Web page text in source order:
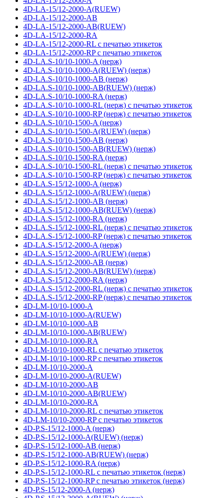
4D-LA-15/12-2000-A(RUEW)
4D-LA-15/12-2000-AB
4D-LA-15/12-2000-AB(RUEW)
4D-LA-15/12-2000-RA
4D-LA-15/12-2000-RL с печатью этикеток
4D-LA-15/12-2000-RP с печатью этикеток
4D-LA.S-10/10-1000-A (нерж)
4D-LA.S-10/10-1000-A(RUEW) (нерж)
4D-LA.S-10/10-1000-AB (нерж)
4D-LA.S-10/10-1000-AB(RUEW) (нерж)
4D-LA.S-10/10-1000-RA (нерж)
4D-LA.S-10/10-1000-RL (нерж) с печатью этикеток
4D-LA.S-10/10-1000-RP (нерж) с печатью этикеток
4D-LA.S-10/10-1500-A (нерж)
4D-LA.S-10/10-1500-A(RUEW) (нерж)
4D-LA.S-10/10-1500-AB (нерж)
4D-LA.S-10/10-1500-AB(RUEW) (нерж)
4D-LA.S-10/10-1500-RA (нерж)
4D-LA.S-10/10-1500-RL (нерж) с печатью этикеток
4D-LA.S-10/10-1500-RP (нерж) с печатью этикеток
4D-LA.S-15/12-1000-A (нерж)
4D-LA.S-15/12-1000-A(RUEW) (нерж)
4D-LA.S-15/12-1000-AB (нерж)
4D-LA.S-15/12-1000-AB(RUEW) (нерж)
4D-LA.S-15/12-1000-RA (нерж)
4D-LA.S-15/12-1000-RL (нерж) с печатью этикеток
4D-LA.S-15/12-1000-RP (нерж) с печатью этикеток
4D-LA.S-15/12-2000-A (нерж)
4D-LA.S-15/12-2000-A(RUEW) (нерж)
4D-LA.S-15/12-2000-AB (нерж)
4D-LA.S-15/12-2000-AB(RUEW) (нерж)
4D-LA.S-15/12-2000-RA (нерж)
4D-LA.S-15/12-2000-RL (нерж) с печатью этикеток
4D-LA.S-15/12-2000-RP (нерж) с печатью этикеток
4D-LM-10/10-1000-A
4D-LM-10/10-1000-A(RUEW)
4D-LM-10/10-1000-AB
4D-LM-10/10-1000-AB(RUEW)
4D-LM-10/10-1000-RA
4D-LM-10/10-1000-RL с печатью этикеток
4D-LM-10/10-1000-RP с печатью этикеток
4D-LM-10/10-2000-A
4D-LM-10/10-2000-A(RUEW)
4D-LM-10/10-2000-AB
4D-LM-10/10-2000-AB(RUEW)
4D-LM-10/10-2000-RA
4D-LM-10/10-2000-RL с печатью этикеток
4D-LM-10/10-2000-RP с печатью этикеток
4D-P.S-15/12-1000-A (нерж)
4D-P.S-15/12-1000-A(RUEW) (нерж)
4D-P.S-15/12-1000-AB (нерж)
4D-P.S-15/12-1000-AB(RUEW) (нерж)
4D-P.S-15/12-1000-RA (нерж)
4D-P.S-15/12-1000-RL с печатью этикеток (нерж)
4D-P.S-15/12-1000-RP с печатью этикеток (нерж)
4D-P.S-15/12-2000-A (нерж)